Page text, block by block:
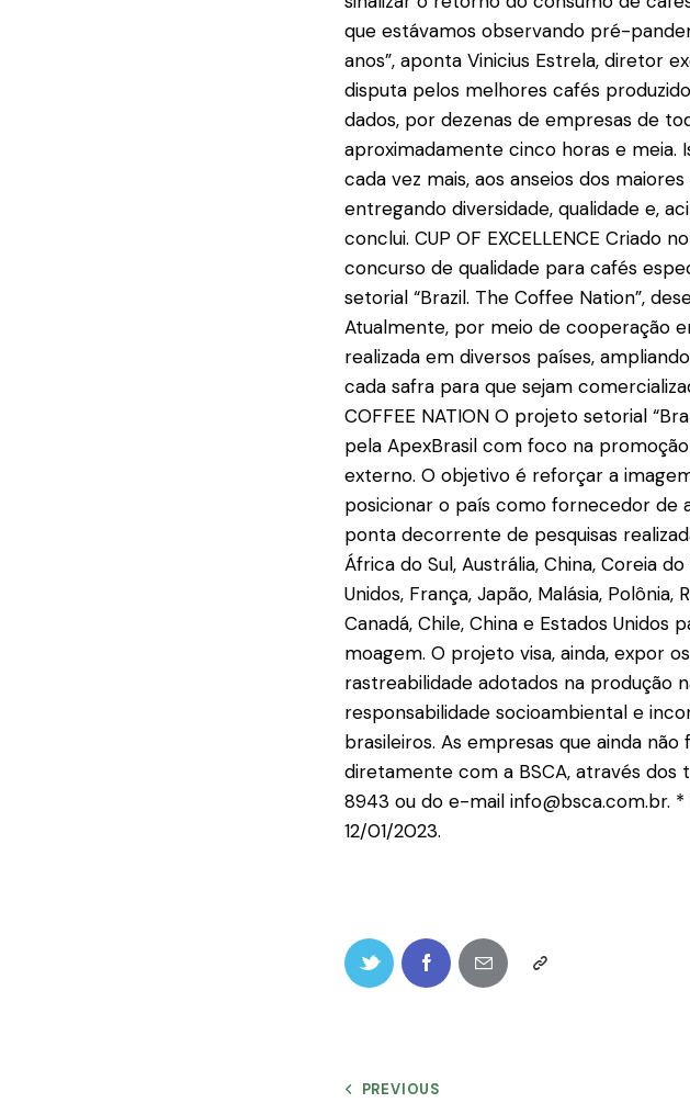
que estávamos observando pré-
anos”, aponta Vinicius Estrela, diretor
disputa pelos melhores cafés
dados, por dezenas de empresas de
aproximadamente cinco horas e meia.
cada vez mais, aos anseios dos
entregando diversidade, qualidade e,
conclui. CUP OF EXCELLENCE Criado
concurso de qualidade para cafés
setorial “Brazil. The Coffee Nation”,
Atualmente, por meio de cooperação
realizada em diversos países,
cada safra para que sejam
COFFEE NATION O projeto setorial
pela ApexBrasil com foco na
externo. O objetivo é reforçar a
posicionar o país como fornecedor de
ponta decorrente de pesquisas
África do Sul, Austrália, China, Coreia
Unidos, França, Japão, Malásia,
Canadá, Chile, China e Estados
moagem. O projeto visa, ainda, expor
rastreabilidade adotados na produção
responsabilidade socioambiental e
brasileiros. As empresas que ainda
diretamente com a BSCA, através
8943 ou do e-mail info@bsca.com.br.
12/01/2023.
PREVIOUS